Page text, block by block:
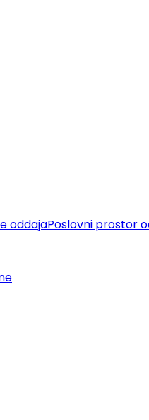
oddajaPoslovni prostor